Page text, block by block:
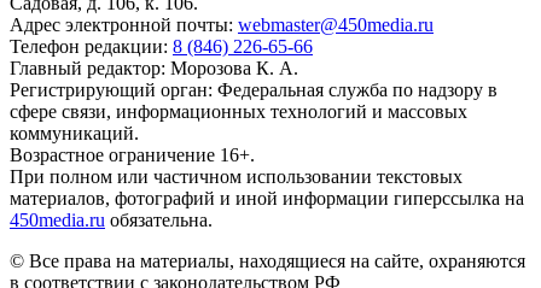
Адрес электронной почты: webmaster@450media.ru
Телефон редакции: 8 (846) 226-65-66
Главный редактор: Морозова К. А.
Регистрирующий орган: Федеральная служба по надзору в
сфере связи, информационных технологий и массовых
коммуникаций.
Возрастное ограничение 16+.
При полном или частичном использовании текстовых
материалов, фотографий и иной информации гиперссылка на
450media.ru обязательна.
© Все права на материалы, находящиеся на сайте, охраняются
в соответствии с законодательством РФ